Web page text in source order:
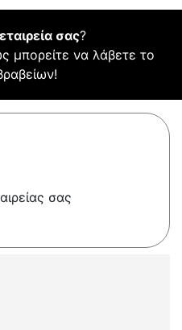
σας?
μπορείτε να λάβετε το
σας